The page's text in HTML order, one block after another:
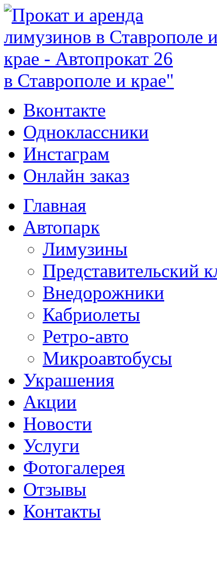
в Ставрополе и крае"
Вконтакте
Одноклассники
Инстаграм
Онлайн заказ
Главная
Автопарк
Лимузины
Представительский
Внедорожники
Кабриолеты
Ретро-авто
Микроавтобусы
Украшения
Акции
Новости
Услуги
Фотогалерея
Отзывы
­Контакты